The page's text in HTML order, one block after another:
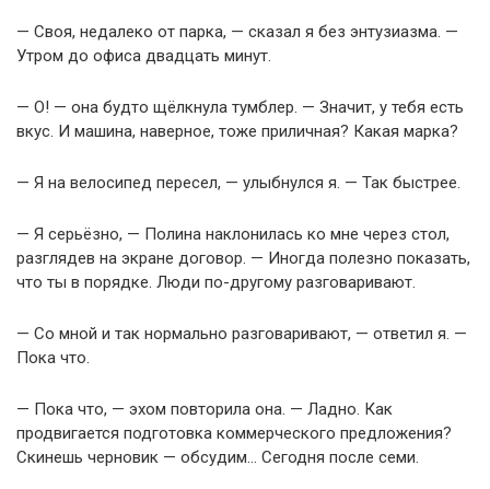
— Своя, недалеко от парка, — сказал я без энтузиазма. —
Утром до офиса двадцать минут.
— О! — она будто щёлкнула тумблер. — Значит, у тебя есть
вкус. И машина, наверное, тоже приличная? Какая марка?
— Я на велосипед пересел, — улыбнулся я. — Так быстрее.
— Я серьёзно, — Полина наклонилась ко мне через стол,
разглядев на экране договор. — Иногда полезно показать,
что ты в порядке. Люди по-другому разговаривают.
— Со мной и так нормально разговаривают, — ответил я. —
Пока что.
— Пока что, — эхом повторила она. — Ладно. Как
продвигается подготовка коммерческого предложения?
Скинешь черновик — обсудим… Сегодня после семи.